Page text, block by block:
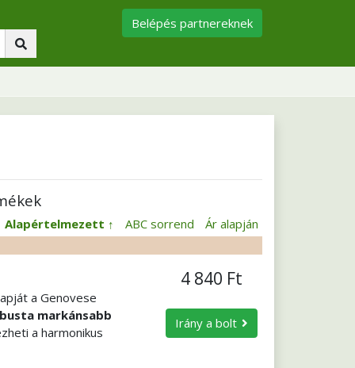
Belépés partnereknek
Alapértelmezett ABC sorrend Ár alapján
a Genovese
markánsabb
a harmonikus
kellemes
4 840 Ft
Irány a bolt